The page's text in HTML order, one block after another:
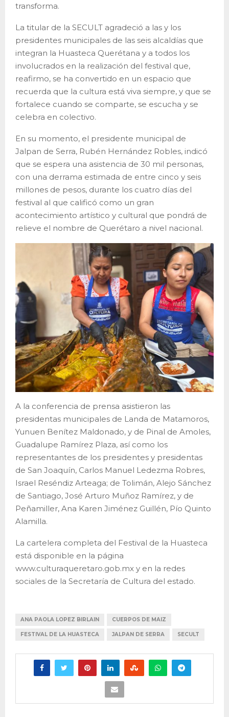
transforma.
La titular de la SECULT agradeció a las y los
presidentes municipales de las seis alcaldías que
integran la Huasteca Querétana y a todos los
involucrados en la realización del festival que,
reafirmo, se ha convertido en un espacio que
recuerda que la cultura está viva siempre, y que se
fortalece cuando se comparte, se escucha y se
celebra en colectivo.
En su momento, el presidente municipal de
Jalpan de Serra, Rubén Hernández Robles, indicó
que se espera una asistencia de 30 mil personas,
con una derrama estimada de entre cinco y seis
millones de pesos, durante los cuatro días del
festival al que calificó como un gran
acontecimiento artístico y cultural que pondrá de
relieve el nombre de Querétaro a nivel nacional.
A la conferencia de prensa asistieron las
presidentas municipales de Landa de Matamoros,
Yunuen Benítez Maldonado, y de Pinal de Amoles,
Guadalupe Ramírez Plaza, así como los
representantes de los presidentes y presidentas
de San Joaquín, Carlos Manuel Ledezma Robres,
Israel Reséndiz Arteaga; de Tolimán, Alejo Sánchez
de Santiago, José Arturo Muñoz Ramírez, y de
Peñamiller, Ana Karen Jiménez Guillén, Pío Quinto
Alamilla.
La cartelera completa del Festival de la Huasteca
está disponible en la página
www.culturaqueretaro.gob.mx y en la redes
sociales de la Secretaría de Cultura del estado.
ANA PAOLA LOPEZ BIRLAIN CUERPOS DE MAIZ
FESTIVAL DE LA HUASTECA JALPAN DE SERRA SECULT